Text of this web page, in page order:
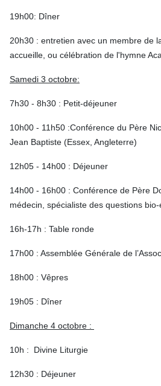
19h00: Dîner
20h30 : entretien avec un membre de
accueille, ou célébration de l'hymne
Samedi 3 octobre:
7h30 - 8h30 : Petit-déjeuner
10h00 - 11h50 :Conférence du Père
Jean Baptiste (Essex, Angleterre)
12h05 - 14h00 : Déjeuner
14h00 - 16h00 : Conférence de Père
médecin, spécialiste des questions
16h-17h : Table ronde
17h00 : Assemblée Générale de
18h00 : Vêpres
19h05 : Dîner
Dimanche 4 octobre :
10h : Divine Liturgie
12h30 : Déjeuner